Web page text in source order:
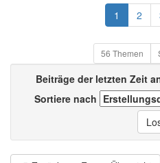
1 2
56 Themen
Beiträge der letzten Zeit
Sortiere nach